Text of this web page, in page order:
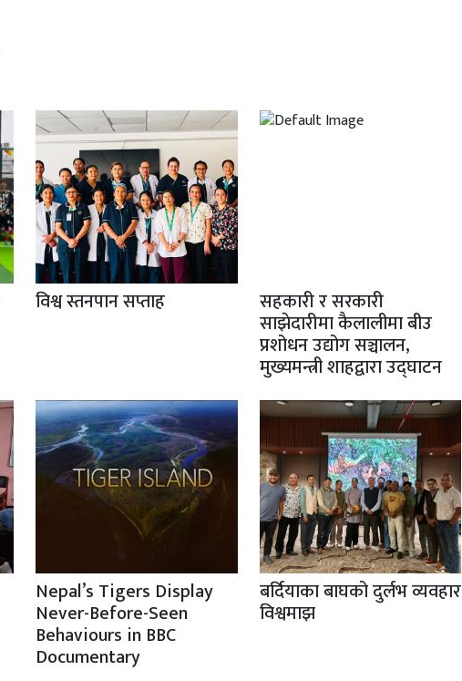
विश्व स्तनपान सप्ताह सहकारी र सरकारी
साझेदारीमा कैलालीमा बीउ
प्रशोधन उद्योग सञ्चालन,
मुख्यमन्त्री शाहद्वारा उद्घाटन
Nepal’s Tigers Display
Never-Before-Seen
Behaviours in BBC
Documentary
बर्दियाका बाघको दुर्लभ व्यवहार
विश्वमाझ